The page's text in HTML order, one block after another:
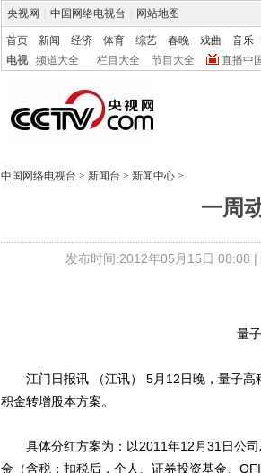
央视网 中国网络电视台 网站地图
首页 新闻 经济 体育 综艺 春晚 戏曲 音乐
电视
频道大全 栏目大全 节目大全 直播中
中国网络电视台 > 新闻台 > 新闻中心 >
一周
发布时间:2012年05月15日 08:08 |
量
江门日报讯 （江讯） 5月12日晚，量子高
积金转增股本方案。
具体分红方案为：以2011年12月31日公司
金（含税；扣税后，个人、证券投资基金、